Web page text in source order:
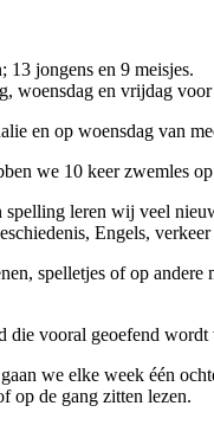
13 jongens en 9 meisjes.
woensdag en vrijdag
en op woensdag van
we 10 keer zwemles
spelling leren wij veel
Engels,
spelletjes of op
die vooral geoefend
we elke week één
op de gang zitten lezen.